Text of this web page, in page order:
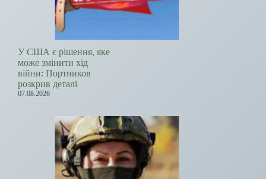
У США є рішення, яке
може змінити хід
війни: Портников
розкрив деталі
07.08.2026